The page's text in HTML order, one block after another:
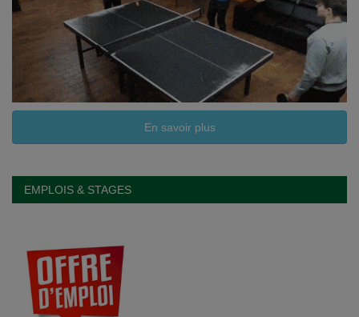
En savoir plus
EMPLOIS & STAGES